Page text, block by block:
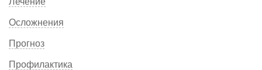
Осложнения
Прогноз
Профилактика